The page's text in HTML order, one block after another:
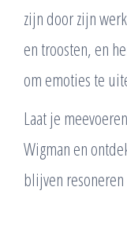
zijn door zijn
en troosten, en
om emoties te
Laat je
Wigman en
blijven